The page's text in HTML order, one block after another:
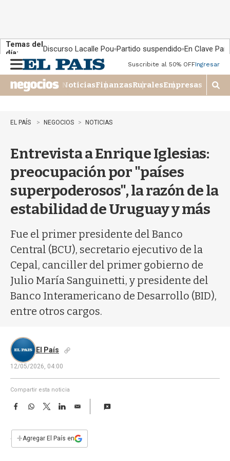
Temas del
día:
Discurso Lacalle Pou Partido suspendido En Clave País
n
u
Suscribite al 50% OFFIngresar
NoticiasFinanzasRuralesEmpresas
M
o
q
EL PAÍS NEGOCIOS NOTICIAS
Entrevista a Enrique Iglesias:
preocupación por "países
superpoderosos", la razón de la
estabilidad de Uruguay y más
Fue el primer presidente del Banco
Central (BCU), secretario ejecutivo de la
Cepal, canciller del primer gobierno de
Julio María Sanguinetti, y presidente del
Banco Interamericano de Desarrollo (BID),
entre otros cargos.
El País
12/05/2026, 04:00
Compartir esta noticia
F
e
b
W
s
T
w
t
L
E
i
l
+Agregar El País en